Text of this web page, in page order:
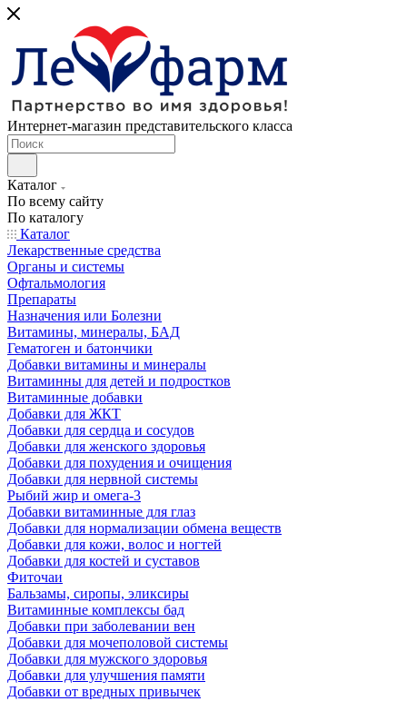
Интернет-магазин представительского класса
Каталог
По всему сайту
По каталогу
Каталог
Лекарственные средства
Органы и системы
Офтальмология
Препараты
Назначения или Болезни
Витамины, минералы, БАД
Гематоген и батончики
Добавки витамины и минералы
Витаминны для детей и подростков
Витаминные добавки
Добавки для ЖКТ
Добавки для сердца и сосудов
Добавки для женского здоровья
Добавки для похудения и очищения
Добавки для нервной системы
Рыбий жир и омега-3
Добавки витаминные для глаз
Добавки для нормализации обмена веществ
Добавки для кожи, волос и ногтей
Добавки для костей и суставов
Фиточаи
Бальзамы, сиропы, эликсиры
Витаминные комплексы бад
Добавки при заболевании вен
Добавки для мочеполовой системы
Добавки для мужского здоровья
Добавки для улучшения памяти
Добавки от вредных привычек